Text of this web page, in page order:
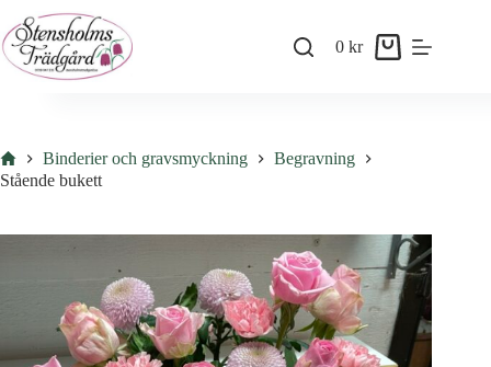
to
content
Shopping
0kr
HemBinderier och gravsmyckning
Begravning
Stående bukett